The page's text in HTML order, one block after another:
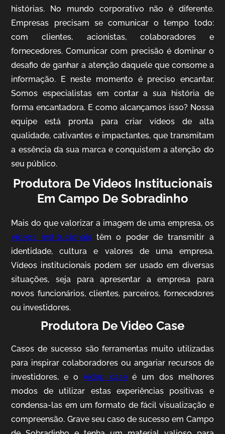
IQVIA
Cobertura de Eventos
Mosaic
Vídeo Case
AgriBrasil
histórias. No mundo corporativo não é diferente.
Empresas precisam se comunicar o tempo todo:
com clientes, acionistas, colaboradores e
fornecedores. Comunicar com precisão é dominar o
desafio de ganhar a atenção daquele que consome a
informação. E neste momento é preciso encantar.
Somos especialistas em contar a sua história de
forma encantadora. E como alcançamos isso? Nossa
equipe está pronta para criar vídeos de alta
qualidade, cativantes e impactantes, que transmitam
a essência da sua marca e conquistem a atenção do
seu público.
Produtora De Videos Institucionais
Em Campo De Sobradinho
Mais do que valorizar a imagem de uma empresa, os
vídeos institucionais têm o poder de transmitir a
identidade, cultura e valores de uma empresa.
Vídeos institucionais podem ser usado em diversas
situações, seja para apresentar a empresa para
novos funcionários, clientes, parceiros, fornecedores
ou investidores.
Produtora De Video Case
Casos de sucesso são ferramentas muito utilizadas
para inspirar colaboradores ou angariar recursos de
investidores, e ovideo case é um dos melhores
modos de utilizar estas experiências positivas e
condensa-las em um formato de fácil visualização e
compreensão. Grave seu caso de sucesso em Campo